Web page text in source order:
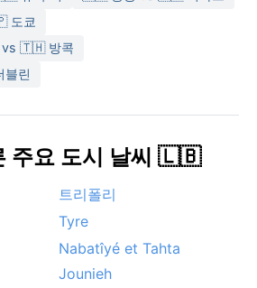
도쿄
🇹🇭 방콕
린
주요 도시 날씨 🇱🇧
트리폴리
Tyre
Nabatîyé et Tahta
Jounieh